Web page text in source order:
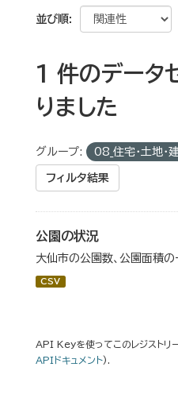
並び順
1 件のデータ
りました
グループ: 08_住宅・土地・
フィルタ結果
公園の状況
大仙市の公園数、公園面積の
CSV
API Keyを使ってこのレジストリ
APIドキュメント).